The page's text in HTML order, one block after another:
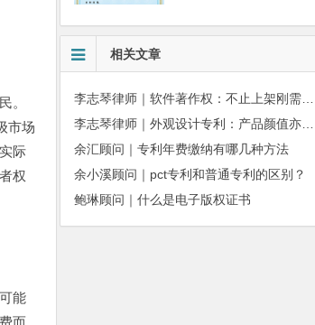
。
市场
际
权
能
而
相关文章
李志琴律师｜软件著作权：不止上架刚需，更是企业长期合规资产
李志琴律师｜外观设计专利：产品颜值亦是企业核心商业壁垒
余汇顾问｜专利年费缴纳有哪几种方法
余小溪顾问｜pct专利和普通专利的区别？
鲍琳顾问｜什么是电子版权证书